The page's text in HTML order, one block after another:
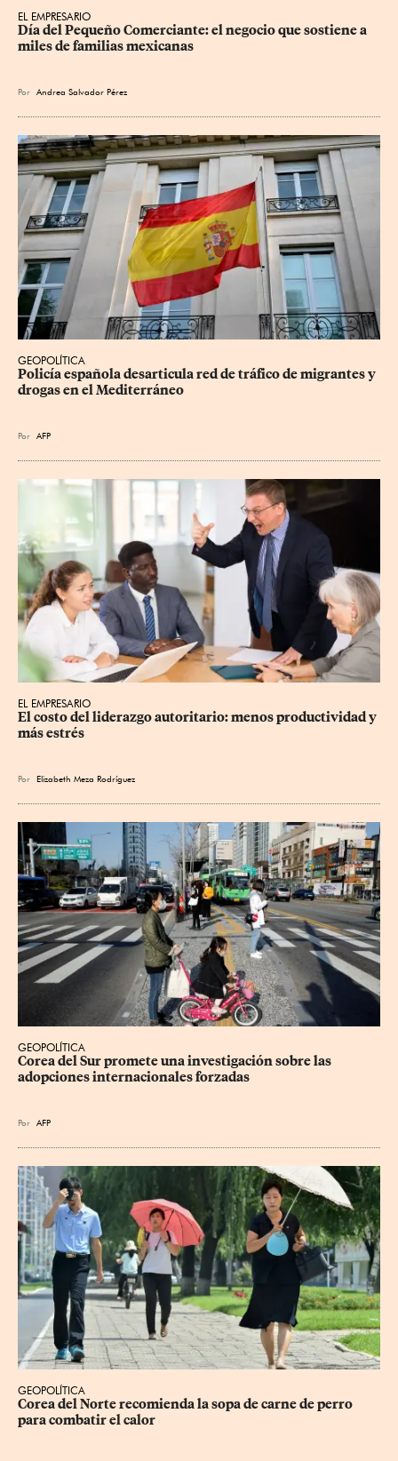
EL EMPRESARIO
Día del Pequeño Comerciante: el negocio que sostiene a
miles de familias mexicanas
Por Andrea Salvador Pérez
GEOPOLÍTICA
Policía española desarticula red de tráfico de migrantes y
drogas en el Mediterráneo
Por AFP
EL EMPRESARIO
El costo del liderazgo autoritario: menos productividad y
más estrés
Por Elizabeth Meza Rodríguez
GEOPOLÍTICA
Corea del Sur promete una investigación sobre las
adopciones internacionales forzadas
Por AFP
GEOPOLÍTICA
Corea del Norte recomienda la sopa de carne de perro
para combatir el calor